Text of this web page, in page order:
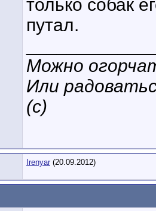
только собак
путал.
Можно
Или
(с)
Irenyar (20.09.2012)